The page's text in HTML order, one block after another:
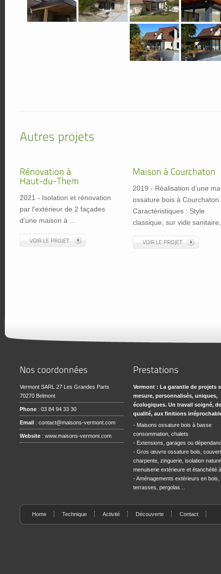
2021 - Isolation et rénovation
par l’extérieur de 2 façades
d’une maison à ...
2019 - Réalisation d’une
ossature bois à Courchaton.
Caractéristiques : Style
classique, sur vide
Vermont SARL 27 Les Grandes Parts
70270 Belmont
Phone : 03 84 94 33 30
Email : contact@maisons-vermont.com
Website : www.maisons-vermont.com
Vermont : La garantie de projets
mesure, personnalisés, uniques,
écologiques. Un travail soigné, de
qualité, aux finitions
- Maisons ossature bois à basse
consommation, chalets
- Extensions, garages ou
- Gros œuvre ossature bois,
charpente, zinguerie, isolation
menuiserie extérieure et étanchéité à
- Aménagements extérieurs en bois,
terrasses, pergolas…
Home Technique Activité Découverte Contact